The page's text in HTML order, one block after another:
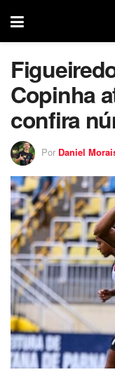
Copinha
confira
Por Daniel